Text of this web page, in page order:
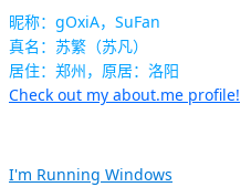
昵称：gOxiA，SuFan
真名：苏繁（苏凡）
居住：郑州，原居：洛阳
Check out my about.me profile!
I'm Running Windows